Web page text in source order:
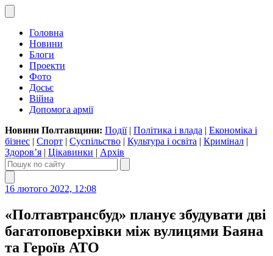
Головна
Новини
Блоги
Проекти
Фото
Досьє
Війна
Допомога армії
Новини Полтавщини: Події| Політика і влада | Економіка і
бізнес | Спорт | Суспільство | Культура і освіта | Кримінал |
Здоров’я | Цікавинки | Архів
16 лютого 2022, 12:08
«Полтавтрансбуд» планує збудувати дві
багатоповерхівки між вулицями Баяна
та Героїв АТО